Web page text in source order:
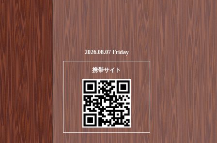
2026.08.07 Friday
携帯サイト